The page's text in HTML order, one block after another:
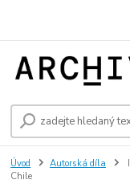
Úvod Autorská díla
Chile